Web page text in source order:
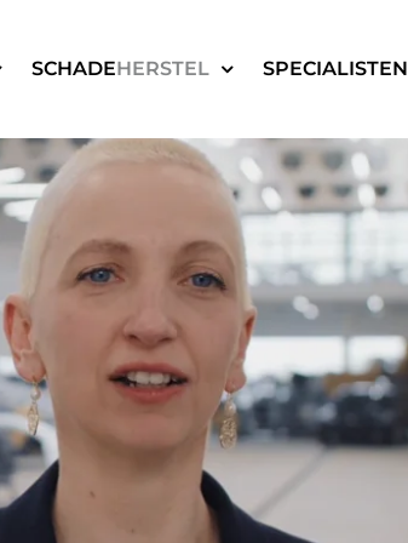
SCHADEHERSTEL SPECIALISTEN